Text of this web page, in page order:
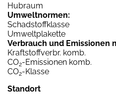
Hubraum
Umweltnormen:
Schadstoffklasse
Umweltplakette
Verbrauch und Emissionen
Kraftstoffverbr. komb.
CO2-Emissionen komb.
CO2-Klasse
Standort